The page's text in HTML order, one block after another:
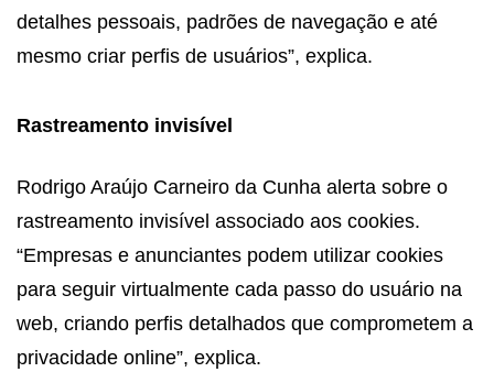
detalhes pessoais, padrões de navegação e até
mesmo criar perfis de usuários”, explica.
Rastreamento invisível
Rodrigo Araújo Carneiro da Cunha alerta sobre o
rastreamento invisível associado aos cookies.
“Empresas e anunciantes podem utilizar cookies
para seguir virtualmente cada passo do usuário na
web, criando perfis detalhados que comprometem a
privacidade online”, explica.